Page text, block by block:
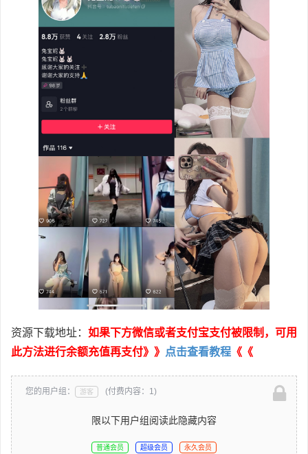
资源下载地址： 如果下方微信或者支付宝支付被限制，可用
此方法进行余额充值再支付》》 点击查看教程 《《
您的用户组： 游客 (付费内容：1)
限以下用户组阅读此隐藏内容
普通会员 超级会员 永久会员